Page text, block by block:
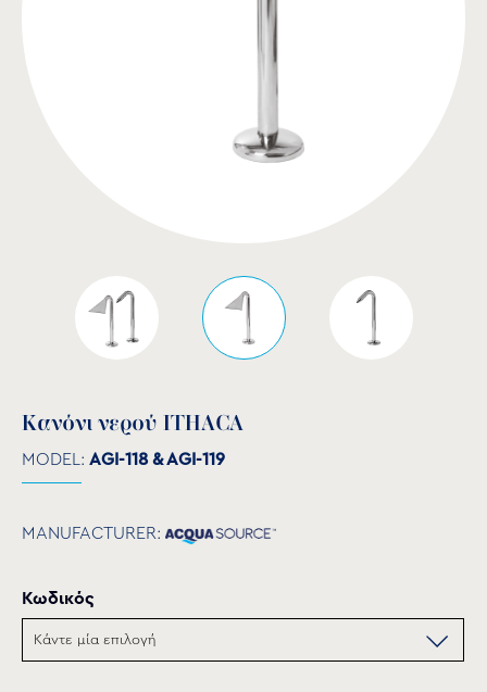
Κανόνι νερού ITHACA
MODEL: AGI-118 & AGI-119
MANUFACTURER:
Κωδικός